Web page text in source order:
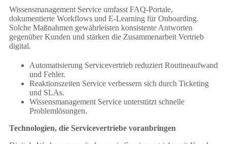
Wissensmanagement Service umfasst FAQ-Portale,
dokumentierte Workflows und E-Learning für Onboarding.
Solche Maßnahmen gewährleisten konsistente Antworten
gegenüber Kunden und stärken die Zusammenarbeit Vertrieb
digital.
Automatisierung Servicevertrieb reduziert Routineaufwand
und Fehler.
Reaktionszeiten Service verbessern sich durch Ticketing
und SLAs.
Wissensmanagement Service unterstützt schnelle
Problemlösungen.
Technologien, die Servicevertriebe voranbringen